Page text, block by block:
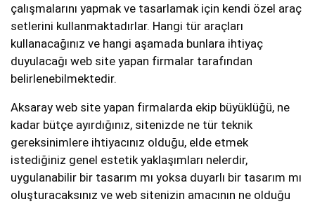
çalışmalarını yapmak ve tasarlamak için kendi özel araç
setlerini kullanmaktadırlar. Hangi tür araçları
kullanacağınız ve hangi aşamada bunlara ihtiyaç
duyulacağı web site yapan firmalar tarafından
belirlenebilmektedir.
Aksaray web site yapan firmalarda ekip büyüklüğü, ne
kadar bütçe ayırdığınız, sitenizde ne tür teknik
gereksinimlere ihtiyacınız olduğu, elde etmek
istediğiniz genel estetik yaklaşımları nelerdir,
uygulanabilir bir tasarım mı yoksa duyarlı bir tasarım mı
oluşturacaksınız ve web sitenizin amacının ne olduğu